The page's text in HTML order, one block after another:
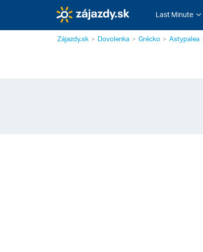
Last Minute
Zájazdy.sk Dovolenka Grécko Astypalea